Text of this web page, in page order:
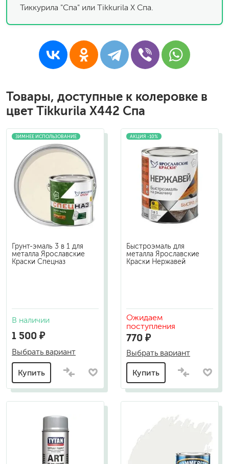
Тиккурила "Спа" или Tikkurila X Спа.
Товары, доступные к колеровке в
цвет Tikkurila X442 Спа
ЗИМНЕЕ ИСПОЛЬЗОВАНИЕ
Грунт-эмаль 3 в 1 для
металла Ярославские
Краски Спецназ
В наличии
1 500 ₽
Выбрать вариант
Купить
АКЦИЯ -10%
Быстроэмаль для
металла Ярославские
Краски Нержавей
Ожидаем
поступления
770 ₽
Выбрать вариант
Купить